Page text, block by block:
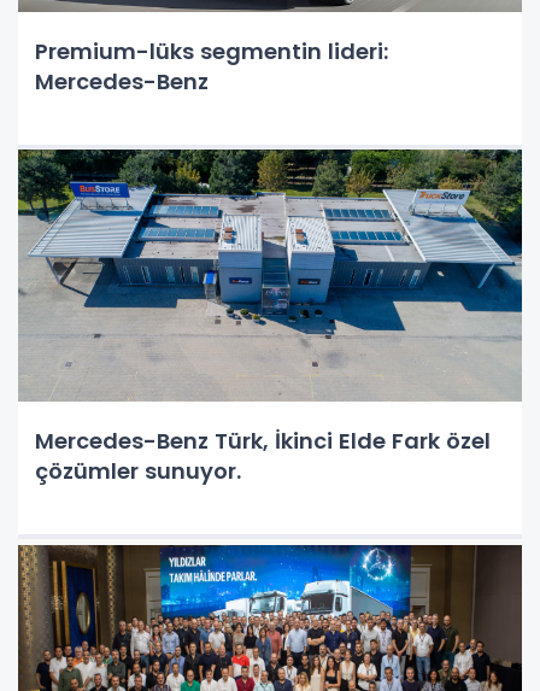
Premium-lüks segmentin lideri:
Mercedes-Benz
Mercedes-Benz Türk, İkinci Elde Fark özel
çözümler sunuyor.